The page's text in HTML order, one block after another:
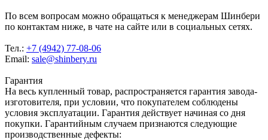
По всем вопросам можно обращаться к менеджерам Шинбери
по контактам ниже, в чате на сайте или в социальных сетях.
Тел.: +7 (4942) 77-08-06
Email: sale@shinbery.ru
Гарантия
На весь купленный товар, распространяется гарантия завода-
изготовителя, при условии, что покупателем соблюдены
условия эксплуатации. Гарантия действует начиная со дня
покупки. Гарантийным случаем признаются следующие
производственные дефекты: